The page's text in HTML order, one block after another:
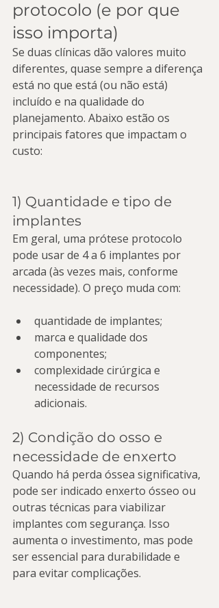
protocolo (e por que
isso importa)
Se duas clínicas dão valores muito
diferentes, quase sempre a diferença
está no que está (ou não está)
incluído e na qualidade do
planejamento. Abaixo estão os
principais fatores que impactam o
custo:
1) Quantidade e tipo de
implantes
Em geral, uma prótese protocolo
pode usar de 4 a 6 implantes por
arcada (às vezes mais, conforme
necessidade). O preço muda com:
quantidade de implantes;
marca e qualidade dos
componentes;
complexidade cirúrgica e
necessidade de recursos
adicionais.
2) Condição do osso e
necessidade de enxerto
Quando há perda óssea significativa,
pode ser indicado enxerto ósseo ou
outras técnicas para viabilizar
implantes com segurança. Isso
aumenta o investimento, mas pode
ser essencial para durabilidade e
para evitar complicações.